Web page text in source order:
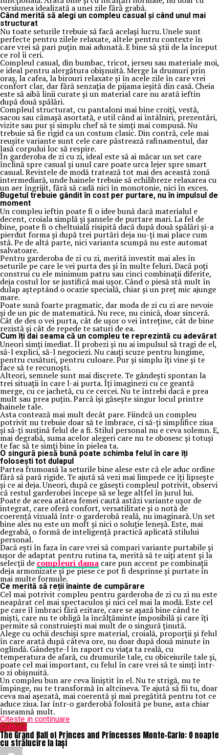
versiunea idealizată a unei zile fără grabă.
Când merită să alegi un compleu casual și când unul mai
structurat
Nu toate seturile trebuie să facă același lucru. Unele sunt
perfecte pentru zilele relaxate, altele pentru contexte în
care vrei să pari puțin mai adunată. E bine să știi de la început
ce rol îi ceri.
Compleul casual, din bumbac, tricot, jerseu sau materiale moi,
e ideal pentru alergătura obișnuită. Merge la drumuri prin
oraș, la cafea, la birouri relaxate și în acele zile în care vrei
confort clar, dar fără senzația de pijama ieșită din casă. Cheia
este să aibă linii curate și un material care nu arată ieftin
după două spălări.
Compleul structurat, cu pantaloni mai bine croiți, vestă,
sacou sau cămașă asortată, e util când ai întâlniri, prezentări,
vizite sau pur și simplu chef să te simți mai compusă. Nu
trebuie să fie rigid ca un costum clasic. Din contră, cele mai
reușite variante sunt cele care păstrează rafinamentul, dar
lasă corpului loc să respire.
În garderoba de zi cu zi, ideal este să ai măcar un set care
înclină spre casual și unul care poate urca lejer spre smart
casual. Revistele de modă tratează tot mai des această zonă
intermediară, unde hainele trebuie să echilibreze relaxarea cu
un aer îngrijit, fără să cadă nici în monotonie, nici în exces.
Bugetul trebuie gândit în cost per purtare, nu în impulsul de
moment
Un compleu ieftin poate fi o idee bună dacă materialul e
decent, croiala simplă și șansele de purtare mari. La fel de
bine, poate fi o cheltuială risipită dacă după două spălări și-a
pierdut forma și după trei purtări deja nu-ți mai place cum
stă. Pe de altă parte, nici varianta scumpă nu este automat
salvatoare.
Pentru garderoba de zi cu zi, merită investit mai ales în
seturile pe care le vei purta des și în multe feluri. Dacă poți
construi cu ele minimum patru sau cinci combinații diferite,
deja costul lor se justifică mai ușor. Când o piesă stă mult în
dulap așteptând o ocazie specială, chiar și un preț mic ajunge
mare.
Poate sună foarte pragmatic, dar moda de zi cu zi are nevoie
și de un pic de matematică. Nu rece, nu cinică, doar sinceră.
Cât de des o vei purta, cât de ușor o vei întreține, cât de bine
rezistă și cât de repede te saturi de ea.
Cum îți dai seama că un compleu te reprezintă cu adevărat
Uneori simți imediat. Îl probezi și nu ai impulsul să tragi de el,
să-l explici, să-l negociezi. Nu cauți scuze pentru lungime,
pentru cusături, pentru culoare. Pur și simplu îți vine și te
face să te recunoști.
Alteori, semnele sunt mai discrete. Te gândești spontan la
trei situații în care l-ai purta. Îți imaginezi cu ce geantă
merge, cu ce jachetă, cu ce cercei. Nu te întrebi dacă e prea
mult sau prea puțin. Parcă își găsește singur locul printre
hainele tale.
Asta contează mai mult decât pare. Fiindcă un compleu
potrivit nu trebuie doar să te îmbrace, ci să-ți simplifice ziua
și să-ți susțină felul de a fi. Stilul personal nu e ceva solemn. E,
mai degrabă, suma acelor alegeri care nu te obosesc și totuși
te fac să te simți bine în pielea ta.
O singură piesă bună poate schimba felul în care îți
folosești tot dulapul
Partea frumoasă la seturile bine alese este că ele aduc ordine
fără să pară rigide. Te ajută să vezi mai limpede ce îți lipsește
și ce ai deja. Uneori, după ce găsești compleul potrivit, observi
că restul garderobei începe să se lege altfel în jurul lui.
Poate de aceea atâtea femei caută astăzi variante ușor de
integrat, care oferă confort, versatilitate și o notă de
coerență vizuală într-o garderobă reală, nu imaginară. Un set
bine ales nu este un moft și nici o soluție leneșă. Este, mai
degrabă, o formă de inteligență practică aplicată stilului
personal.
Dacă ești în faza în care vrei să compari variante purtabile și
ușor de adaptat pentru rutina ta, merită să te uiți atent și la
selecții de compleuri dama care pun accent pe combinații
deja armonizate și pe piese ce pot fi desprinse și purtate în
mai multe formule.
Ce merită să reții înainte de cumpărare
Cel mai potrivit compleu pentru garderoba de zi cu zi nu este
neapărat cel mai spectaculos și nici cel mai la modă. Este cel
pe care îl îmbraci fără ezitare, care se așază bine când te
miști, care nu te obligă la încălțăminte imposibilă și care îți
permite să construiești mai mult de o singură ținută.
Alege cu ochii deschiși spre material, croială, proporții și felul
în care arată după câteva ore, nu doar după două minute în
oglindă. Gândește-l în raport cu viața ta reală, cu
temperatura de afară, cu drumurile tale, cu obiceiurile tale și,
poate cel mai important, cu felul în care vrei să te simți într-
o zi obișnuită.
Un compleu bun are ceva liniștit în el. Nu te strigă, nu te
împinge, nu te transformă în altcineva. Te ajută să fii tu, doar
ceva mai așezată, mai coerentă și mai pregătită pentru tot ce
aduce ziua. Iar într-o garderobă folosită pe bune, asta chiar
înseamnă mult.
Citeste in continuare
Cultură
The Grand Ball of Princes and Princesses Monte-Carlo: O noapte
cu strălucire la Iași